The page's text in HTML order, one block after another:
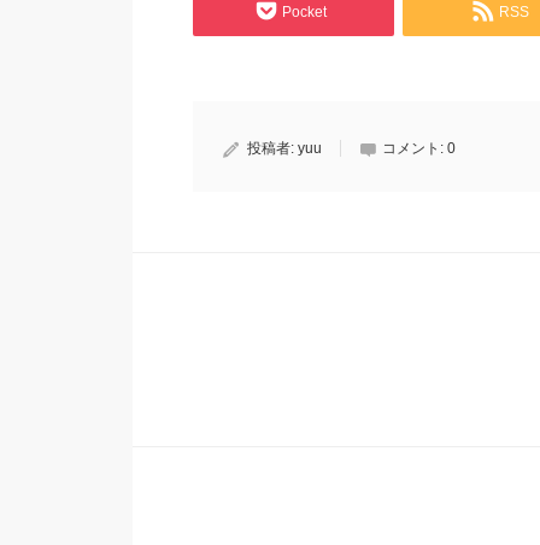
Pocket RSS
投稿者: yuu コメント: 0